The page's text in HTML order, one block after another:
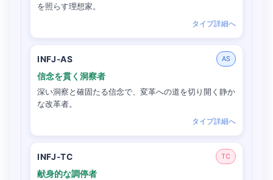
を照らす理想家。
タイプ詳細へ
INFJ-AS AS
信念を貫く洞察者
深い洞察と確固たる信念で、変革への道を切り開く静か
な改革者。
タイプ詳細へ
INFJ-TC TC
献身的な調停者